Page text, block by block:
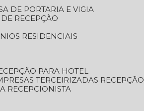
DE PORTARIA E VIGIA
DE RECEPÇÃO
RESIDENCIAIS
PARA HOTEL
TERCEIRIZADAS RECEPÇÃO
RECEPCIONISTA